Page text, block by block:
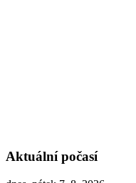
Aktuální počasí